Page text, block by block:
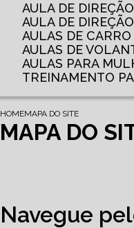
AULA DE
AULA DE
AULAS DE
AULAS DE
AULAS PARA
TREINAMENTO
HOMEMAPA DO SITE
MAPA DO
Navegue